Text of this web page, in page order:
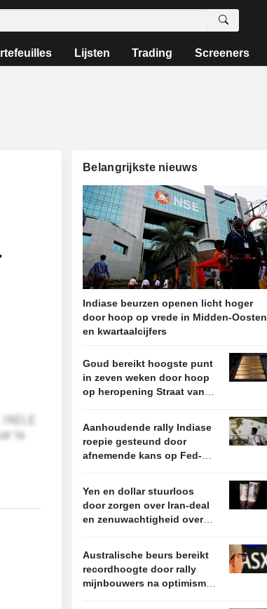
Lijsten Trading Screeners
Belangrijkste nieuws
Indiase beurzen openen licht hoger
door hoop op vrede in Midden-Oosten
en kwartaalcijfers
Goud bereikt hoogste punt
in zeven weken door hoop
op heropening Straat van
Aanhoudende rally Indiase
roepie gesteund door
afnemende kans op Fed-
Yen en dollar stuurloos
door zorgen over Iran-deal
en zenuwachtigheid over
Australische beurs bereikt
recordhoogte door rally
mijnbouwers na optimisme